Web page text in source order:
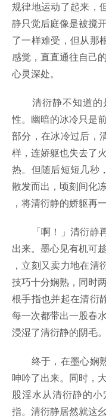
规律地运动了起来，
静只觉后庭像是被搅
了一样难受，但从那
感觉，直直通往自己的
心灵深处。
清衍静不知道的
性。幽暗的冰冷只是
部分，在冰冷过后，
样，连娇躯也失去了火
热。但随后短短几秒
散发而出，顷刻间化
，将清衍静的娇躯再
「啊！」清衍静再
出来。墨心见有机可趁
，立刻又卖力地在
技巧十分娴熟，同时
根手指也并起在清衍
每一次都带出一股春水
浸湿了清衍静的阴毛。
终于，在墨心娴熟
呻吟了出来。同时，大
股淫水从清衍静的
指。清衍静居然就这